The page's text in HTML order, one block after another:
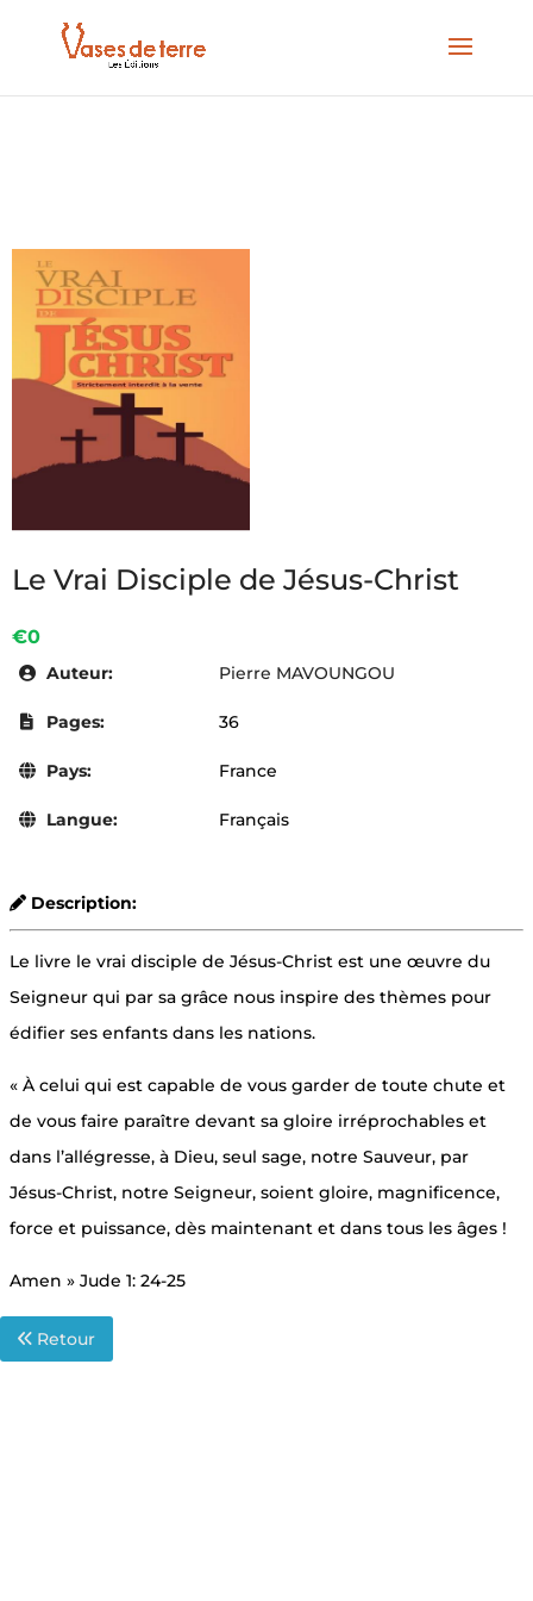
Le Vrai Disciple de Jésus-Christ
€0
Auteur: Pierre MAVOUNGOU
Pages: 36
Pays: France
Langue: Français
Description:
Le livre le vrai disciple de Jésus-Christ est une œuvre du
Seigneur qui par sa grâce nous inspire des thèmes pour
édifier ses enfants dans les nations.
« À celui qui est capable de vous garder de toute chute et
de vous faire paraître devant sa gloire irréprochables et
dans l’allégresse, à Dieu, seul sage, notre Sauveur, par
Jésus-Christ, notre Seigneur, soient gloire, magnificence,
force et puissance, dès maintenant et dans tous les âges !
Amen » Jude 1: 24-25
Retour